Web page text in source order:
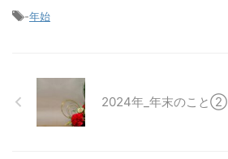
-年始
2024年_年末のこと②